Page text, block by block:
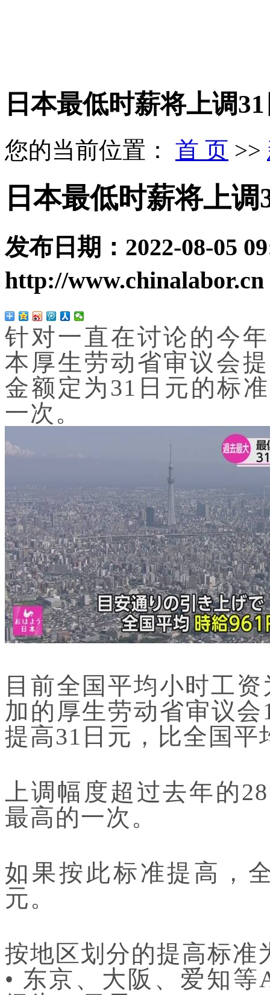
日本最低时薪将上调
您的当前位置： 首 页 >>
日本最低时薪将上
发布日期： 2022-08-05
http://www.chinalabor.cn
针对一直在讨论的今
本厚生劳动省审议会
金额定为31日元的标
一次。
目前全国平均小时工
加的厚生劳动省审议
提高31日元，比全国平
上调幅度超过去年的
最高的一次。
如果按此标准提高，
元。
按地区划分的提高标准
• 东京、大阪、爱知